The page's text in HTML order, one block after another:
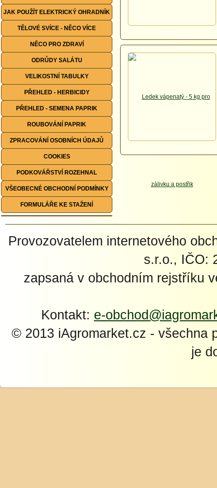
JAK POUŽÍT ELEKTRICKÝ OHRADNÍK
TĚLOVÉ SVÍCE - NĚCO VÍCE
NĚCO PRO ZDRAVÍ
ODRŮDY SALÁTU
VELIKOSTNÍ TABULKY
PŘEHLED - HERBICIDY
PŘEHLED - SEMENA PAPRIK
ROUBOVÁNÍ PAPRIK
ZPRACOVÁNÍ OSOBNÍCH ÚDAJŮ
COOKIES
PODKOVÁŘSTVÍ ROZEHNAL
VŠEOBECNÉ OBCHODNÍ PODMÍNKY
FORMULÁŘE KE STAŽENÍ
Provozovatelem internetového
s.r.o., IČO:
zapsaná v obchodním rejstříku
Kontakt: e-
© 2013 iAgromarket.cz - všechna
je